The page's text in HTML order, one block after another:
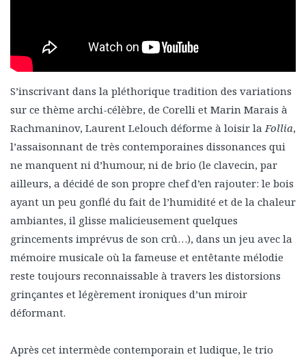
S’inscrivant dans la pléthorique tradition des variations
sur ce thème archi-célèbre, de Corelli et Marin Marais à
Rachmaninov, Laurent Lelouch déforme à loisir laFollia,
l’assaisonnant de très contemporaines dissonances qui
ne manquent ni d’humour, ni de brio (le clavecin, par
ailleurs, a décidé de son propre chef d’en rajouter: le bois
ayant un peu gonflé du fait de l’humidité et de la chaleur
ambiantes, il glisse malicieusement quelques
grincements imprévus de son crû…), dans un jeu avec la
mémoire musicale où la fameuse et entêtante mélodie
reste toujours reconnaissable à travers les distorsions
grinçantes et légèrement ironiques d’un miroir
déformant.
Après cet intermède contemporain et ludique, le trio